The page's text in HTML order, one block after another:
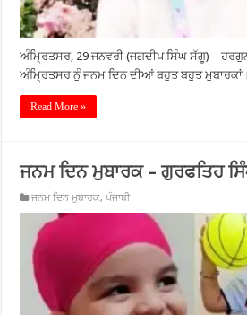
ਅੰਮ੍ਰਿਤਸਰ, 29 ਜਨਵਰੀ (ਜਗਦੀਪ ਸਿੰਘ ਸੱਗੂ) –
ਅੰਮ੍ਰਿਤਸਰ ਨੁੰ ਜਨਮ ਦਿਨ ਦੀਆਂ ਬਹੁਤ ਬਹੁਤ ਮੁਬਾਰਕਾਂ।
Read More »
ਜਨਮ ਦਿਨ ਮੁਬਾਰਕ – ਗੁਰਫਤਿਹ
ਜਨਮ ਦਿਨ ਮੁਬਾਰਕ,ਪੰਜਾਬੀ